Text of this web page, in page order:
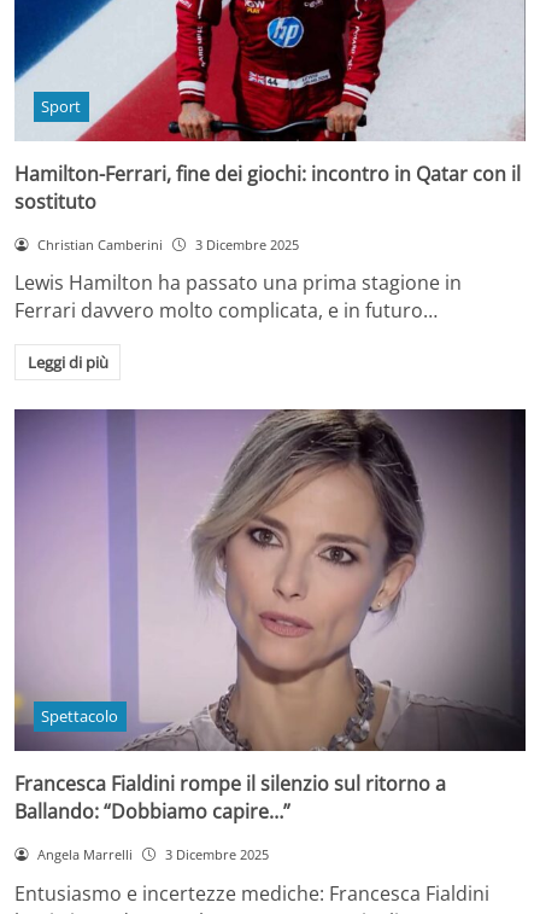
Sport
Hamilton-Ferrari, fine dei giochi: incontro in Qatar con il
sostituto
Christian Camberini 3 Dicembre 2025
Lewis Hamilton ha passato una prima stagione in
Ferrari davvero molto complicata, e in futuro…
Leggi di più
Spettacolo
Francesca Fialdini rompe il silenzio sul ritorno a
Ballando: “Dobbiamo capire…”
Angela Marrelli 3 Dicembre 2025
Entusiasmo e incertezze mediche: Francesca Fialdini